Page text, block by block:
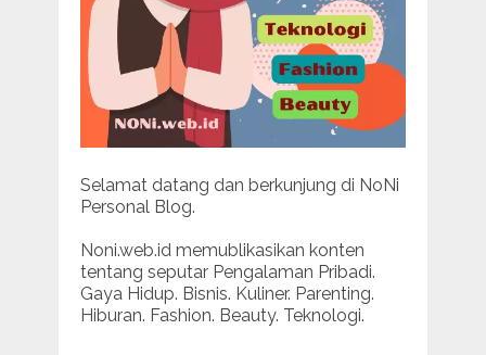
Selamat datang dan berkunjung di NoNi
Personal Blog.
Noni.web.id memublikasikan konten
tentang seputar Pengalaman Pribadi.
Gaya Hidup. Bisnis. Kuliner. Parenting.
Hiburan. Fashion. Beauty. Teknologi.